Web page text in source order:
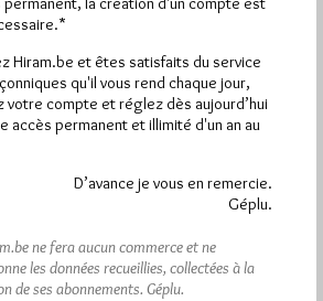
Hiram.be a reçu1 672 visites
été lues (Source : Pirsch.io)
Plus d’informations
Quels sont les articles les plus lus du blog ?
Hiram.be et êtes satisfaits du service
qu'il vous rend chaque jour,
votre compte et réglez dès aujourd’hui
accès permanent et illimité d'un an au
D’avance je vous en remercie.
Géplu.
ne fera aucun commerce et ne
les données recueillies, collectées à la
de ses abonnements. Géplu.